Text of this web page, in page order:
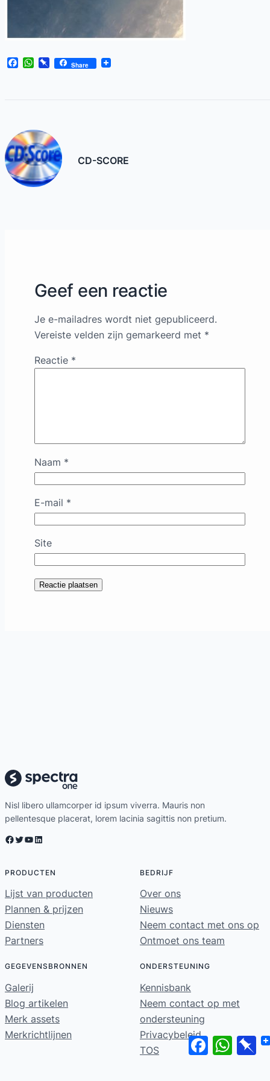
Facebook
WhatsApp
Pinboard
Share
CD-SCORE
Geef een reactie
Je e-mailadres wordt niet gepubliceerd.
Vereiste velden zijn gemarkeerd met *
Reactie *
Naam *
E-mail *
Site
Nisl libero ullamcorper id ipsum viverra. Mauris non
pellentesque placerat, lorem lacinia sagittis non pretium.
Facebook Twitter YouTube LinkedIn
PRODUCTEN
Lijst van producten
Plannen & prijzen
Diensten
Partners
BEDRIJF
Over ons
Nieuws
Neem contact met ons op
Ontmoet ons team
GEGEVENSBRONNEN
Galerij
Blog artikelen
Merk assets
Merkrichtlijnen
ONDERSTEUNING
Kennisbank
Neem contact op met
ondersteuning
Privacybeleid
TOS
Facebook